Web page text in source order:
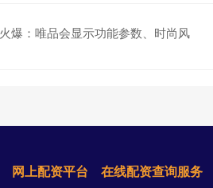
爆：唯品会显示功能参数、时尚风
网上配资平台 在线配资查询服务